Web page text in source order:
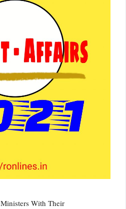
With Their